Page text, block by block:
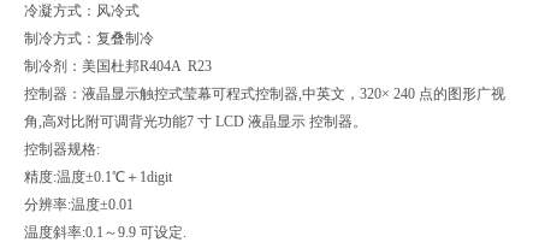
冷凝方式：风冷式
制冷方式：复叠制冷
制冷剂：美国杜邦R404A R23
控制器：液晶显示触控式莹幕可程式控制器,中英文，320× 240 点的图形广视
角,高对比附可调背光功能7 寸 LCD 液晶显示 控制器。
控制器规格:
精度:温度±0.1℃＋1digit
分辨率:温度±0.01
温度斜率:0.1～9.9 可设定.